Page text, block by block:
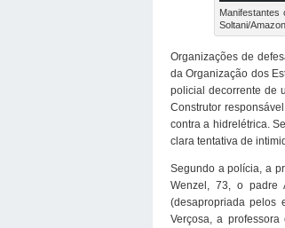
Manifestantes
Soltani/
Organizações de
da Organização dos
policial decorrente de
Construtor
contra a hidrelétrica.
clara tentativa de
Segundo a polícia, a
Wenzel, 73, o padre
(desapropriada pelos
Verçosa, a